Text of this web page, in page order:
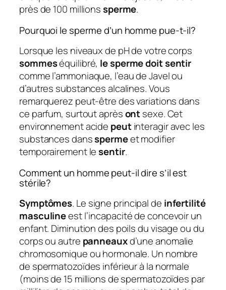
près de 100 millionssperme.
Pourquoi le sperme d’un homme pue-t-il?
Lorsque les niveaux de pH de votre corps
sommeséquilibré, le sperme doit sentir
comme l’ammoniaque, l’eau de Javel ou
d’autres substances alcalines. Vous
remarquerez peut-être des variations dans
ce parfum, surtout aprèsontsexe. Cet
environnement acide peutinteragir avec les
substances dansspermeet modifier
temporairement lesentir.
Comment un homme peut-il dire s’il est
stérile?
Symptômes. Le signe principal de infertilité
masculineest l’incapacité de concevoir un
enfant. Diminution des poils du visage ou du
corps ou autre panneauxd’une anomalie
chromosomique ou hormonale. Un nombre
de spermatozoïdes inférieur à la normale
(moins de 15 millions de spermatozoïdes par